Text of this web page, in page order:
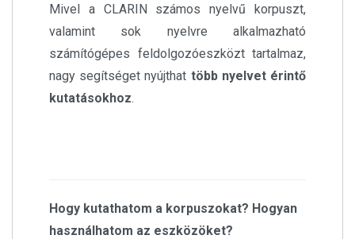
Mivel a CLARIN számos nyelvű korpuszt,
valamint sok nyelvre alkalmazható
számítógépes feldolgozóeszközt tartalmaz,
nagy segítséget nyújthat több nyelvet érintő
kutatásokhoz.
Hogy kutathatom a korpuszokat? Hogyan
használhatom az eszközöket?